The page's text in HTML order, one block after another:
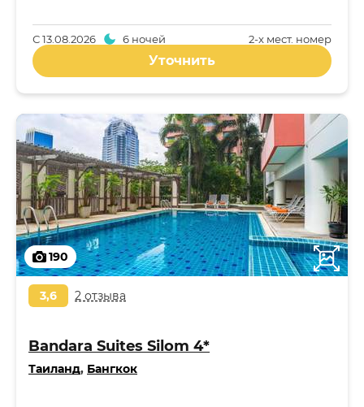
2-x мест. номер
С13.08.2026 6 ночей
Уточнить
190
3,6 2 отзыва
Bandara Suites Silom 4*
Таиланд, Бангкок